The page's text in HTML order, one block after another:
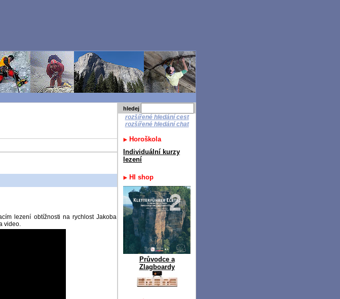
lezení obtížnosti na rychlost Jakoba
video.
hledej
rozšířené hledání cest
rozšířené hledání chat
Horoškola
Individuální kurzy
lezení
HI shop
Průvodce a
Zlagboardy